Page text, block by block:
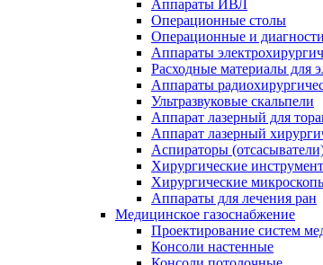
Аппараты ИВЛ
Операционные столы
Операционные и
Аппараты
Расходные материалы для
Аппараты
Ультразвуковые скальпели
Аппарат лазерный для
Аппарат лазерный
Аспираторы
Хирургические
Хирургические
Аппараты для лечения ран
Медицинское газоснабжение
Проектирование систем
Консоли настенные